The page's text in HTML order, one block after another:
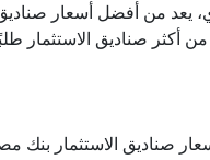
ذو العائد اليومي التراكمي (يوم بـ يوم) 80.541070 جنيه